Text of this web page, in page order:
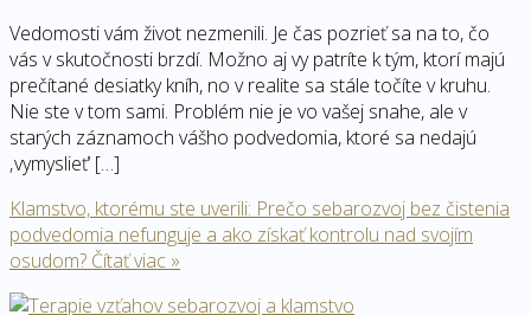
Vedomosti vám život nezmenili. Je čas pozrieť sa na to, čo
vás v skutočnosti brzdí. Možno aj vy patríte k tým, ktorí majú
prečítané desiatky kníh, no v realite sa stále točíte v kruhu.
Nie ste v tom sami. Problém nie je vo vašej snahe, ale v
starých záznamoch vášho podvedomia, ktoré sa nedajú
‚vymyslieť‘ […]
Klamstvo, ktorému ste uverili: Prečo sebarozvoj bez čistenia
podvedomia nefunguje a ako získať kontrolu nad svojím
osudom? Čítať viac »